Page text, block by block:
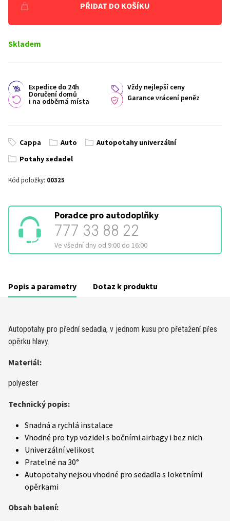
PŘIDAT DO KOŠÍKU
Skladem
Expedice do 24h Vždy nejlepší ceny
Doručení domů
i na odběrná místa Garance vrácení peněz
Cappa Auto
Autopotahy univerzální
Potahy sedadel
Kód položky: 00325
Poradce pro autodoplňky
777 33 88 22
Ve všední dny od 9:00 do 16:00
Popis a parametry Dotaz k produktu
Autopotahy pro přední sedadla, v jednom kusu pro přetažení přes
opěrku hlavy.
Materiál:
polyester
Technický popis:
Snadná a rychlá instalace
Vhodné pro typ vozidel s bočními airbagy i bez nich
Univerzální velikost
Pratelné na 30°
Autopotahy nejsou vhodné pro sedadla s loketními
opěrkami
Obsah balení: